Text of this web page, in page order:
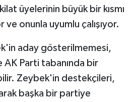
üyelerinin büyük bir kısmı
onunla uyumlu çalışıyor.
aday gösterilmemesi,
AK Parti tabanında bir
Zeybek'in destekçileri,
başka bir partiye